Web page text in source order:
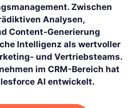
Zwischen
Analysen,
Content-Generierung
Intelligenz als wertvoller
und Vertriebsteams.
im CRM-Bereich hat
AI entwickelt.